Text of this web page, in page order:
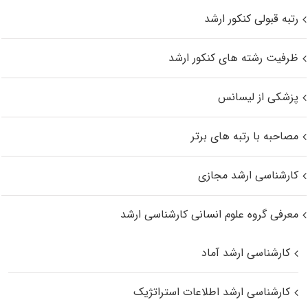
رتبه قبولی کنکور ارشد
ظرفیت رشته های کنکور ارشد
پزشکی از لیسانس
مصاحبه با رتبه های برتر
کارشناسی ارشد مجازی
معرفی گروه علوم انسانی کارشناسی ارشد
کارشناسی ارشد آماد
کارشناسی ارشد اطلاعات استراتژیک